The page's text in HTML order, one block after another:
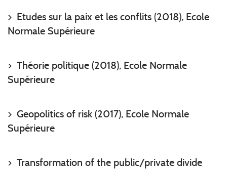
Etudes sur la paix et les conflits (2018), Ecole
Normale Supérieure
Théorie politique (2018), Ecole Normale
Supérieure
Geopolitics of risk (2017), Ecole Normale
Supérieure
Transformation of the public/private divide